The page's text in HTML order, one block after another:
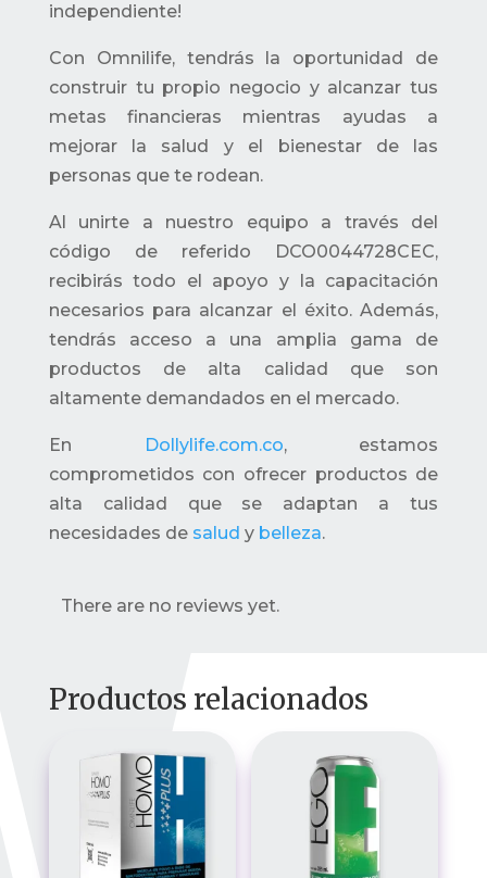
independiente!
Con Omnilife, tendrás la oportunidad de
construir tu propio negocio y alcanzar tus
metas financieras mientras ayudas a
mejorar la salud y el bienestar de las
personas que te rodean.
Al unirte a nuestro equipo a través del
código de referido DCO0044728CEC,
recibirás todo el apoyo y la capacitación
necesarios para alcanzar el éxito. Además,
tendrás acceso a una amplia gama de
productos de alta calidad que son
altamente demandados en el mercado.
En Dollylife.com.co, estamos
comprometidos con ofrecer productos de
alta calidad que se adaptan a tus
necesidades de salud y belleza.
There are no reviews yet.
Productos relacionados